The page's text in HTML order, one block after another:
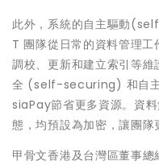
此外，系統的自主驅動
T 團隊從日常的資料管理工
調校、更新和建立索引等
全 (self-securing) 和自
siaPay節省更多資源。資
態，均預設為加密，讓團隊
甲骨文香港及台灣區董事